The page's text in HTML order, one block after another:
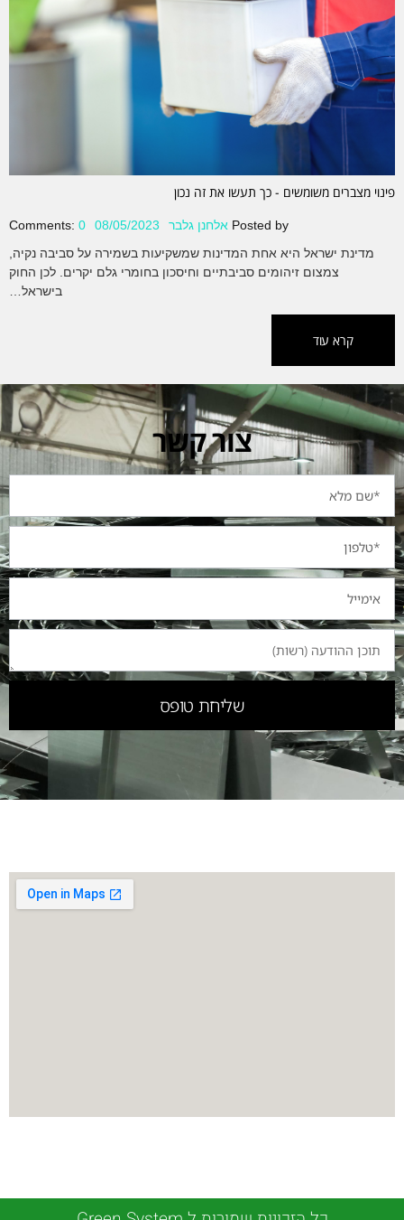
פינוי מצברים משומשים - כך תעשו את זה נכון
Posted by אלחנן גלבר 08/05/2023
Comments: 0
מדינת ישראל היא אחת המדינות שמשקיעות בשמירה על סביבה נקיה,
צמצום זיהומים סביבתיים וחיסכון בחומרי גלם יקרים. לכן החוק
בישראל…
קרא עוד
צור קשר
שליחת טופס